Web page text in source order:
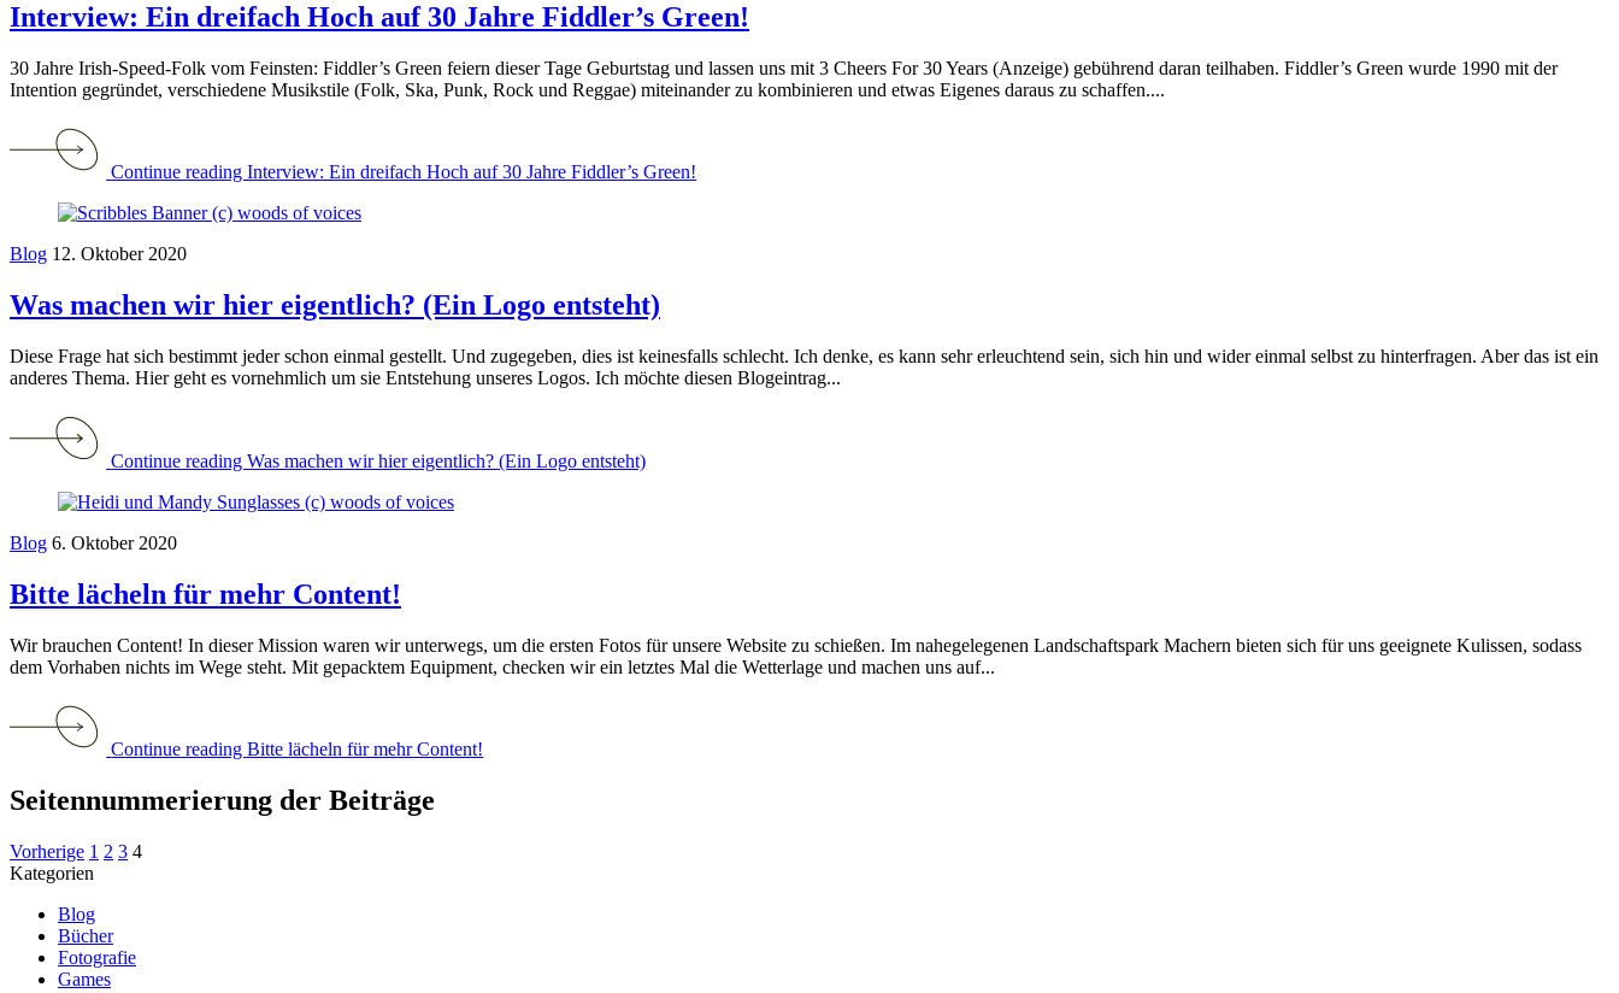
Interview: Ein dreifach Hoch auf 30 Jahre Fiddler’s Green!
30 Jahre Irish-Speed-Folk vom Feinsten: Fiddler’s Green feiern dieser Tage Geburtstag und lassen uns mit 3 Cheers For 30 Years (Anzeige) gebührend daran teilhaben. Fiddler’s Green wurde 1990 mit der
Intention gegründet, verschiedene Musikstile (Folk, Ska, Punk, Rock und Reggae) miteinander zu kombinieren und etwas Eigenes daraus zu schaffen....
Continue reading Interview: Ein dreifach Hoch auf 30 Jahre Fiddler’s Green!
Blog 12. Oktober 2020
Was machen wir hier eigentlich? (Ein Logo entsteht)
Diese Frage hat sich bestimmt jeder schon einmal gestellt. Und zugegeben, dies ist keinesfalls schlecht. Ich denke, es kann sehr erleuchtend sein, sich hin und wider einmal selbst zu hinterfragen. Aber das ist ein
anderes Thema. Hier geht es vornehmlich um sie Entstehung unseres Logos. Ich möchte diesen Blogeintrag...
Continue reading Was machen wir hier eigentlich? (Ein Logo entsteht)
Blog 6. Oktober 2020
Bitte lächeln für mehr Content!
Wir brauchen Content! In dieser Mission waren wir unterwegs, um die ersten Fotos für unsere Website zu schießen. Im nahegelegenen Landschaftspark Machern bieten sich für uns geeignete Kulissen, sodass
dem Vorhaben nichts im Wege steht. Mit gepacktem Equipment, checken wir ein letztes Mal die Wetterlage und machen uns auf...
Continue reading Bitte lächeln für mehr Content!
Seitennummerierung der Beiträge
Vorherige 1 2 3 4
Kategorien
Blog
Bücher
Fotografie
Games